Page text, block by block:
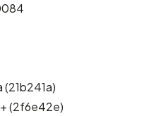
(2f6e42e)